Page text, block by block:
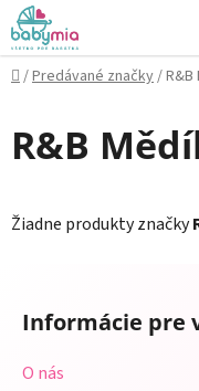
Prejsť
na
obsah
Domov
/Predávané značky/R&B
R&B
Žiadne produkty značky
Informácie pre
O nás